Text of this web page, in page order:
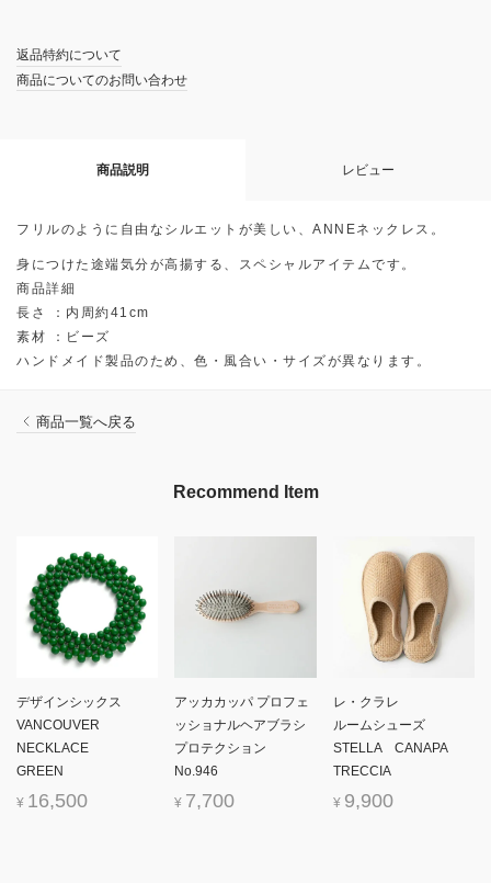
返品特約について
商品についてのお問い合わせ
商品説明 レビュー
フリルのように自由なシルエットが美しい、ANNEネックレス。
身につけた途端気分が高揚する、スペシャルアイテムです。
商品詳細
長さ ：内周約41cm
素材 ：ビーズ
ハンドメイド製品のため、色・風合い・サイズが異なります。
商品一覧へ戻る
Recommend Item
デザインシックス
VANCOUVER
NECKLACE
GREEN
¥ 16,500
アッカカッパ プロフェ
ッショナルヘアブラシ
プロテクション
No.946
¥ 7,700
レ・クラレ
ルームシューズ
STELLA CANAPA
TRECCIA
¥ 9,900